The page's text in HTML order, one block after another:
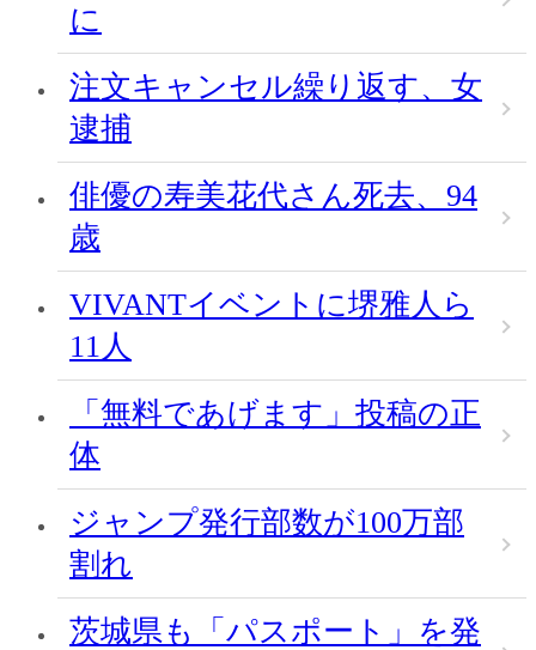
に
注文キャンセル繰り返す、女
逮捕
俳優の寿美花代さん死去、94
歳
VIVANTイベントに堺雅人ら
11人
「無料であげます」投稿の正
体
ジャンプ発行部数が100万部
割れ
茨城県も「パスポート」を発